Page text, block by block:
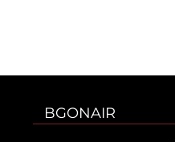
BGONAIR